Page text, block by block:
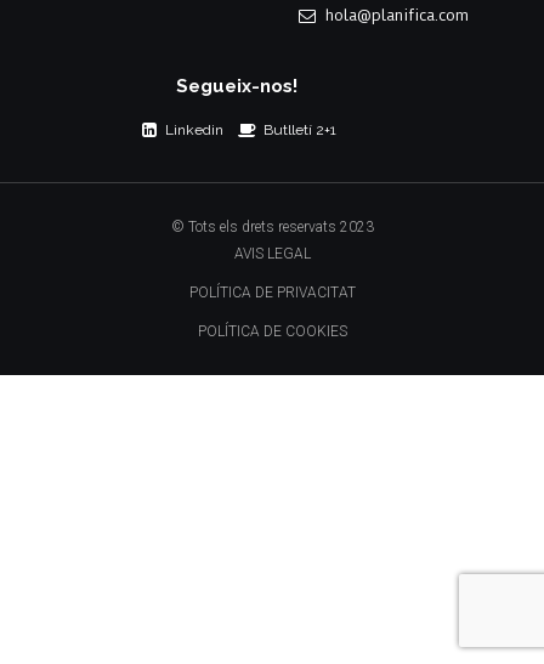
hola@planifica.com
Segueix-nos!
Linkedin Butlletí 2+1
© Tots els drets reservats 2023
AVIS LEGAL
POLÍTICA DE PRIVACITAT
POLÍTICA DE COOKIES